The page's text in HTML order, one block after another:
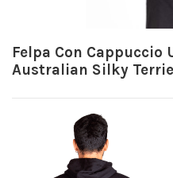
Felpa Con Cappuccio
Australian Silky